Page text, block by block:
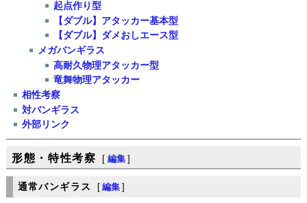
起点作り型
【ダブル】アタッカー基本型
【ダブル】ダメおしエース型
メガバンギラス
高耐久物理アタッカー型
竜舞物理アタッカー
相性考察
対バンギラス
外部リンク
形態・特性考察 [ 編集 ]
通常バンギラス [ 編集 ]